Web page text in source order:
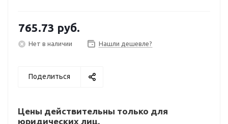
765.73 руб.
Нет в наличии Нашли дешевле?
Поделиться
Цены действительны только для
юридических лиц.